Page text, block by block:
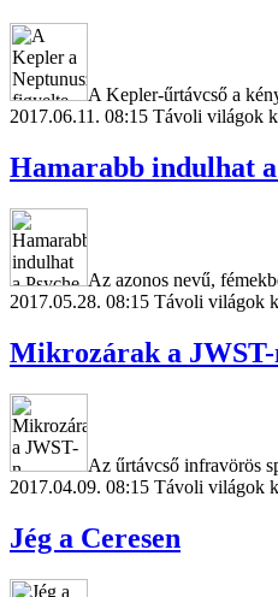
A Kepler-űrtávcső a
2017.06.11. 08:15 Távoli világok
Hamarabb indulhat a
Az azonos nevű,
2017.05.28. 08:15 Távoli világok
Mikrozárak a
Az űrtávcső infravörös
2017.04.09. 08:15 Távoli világok
Jég a Ceresen